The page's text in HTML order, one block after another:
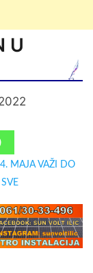
U
MAJA VAŽI DO